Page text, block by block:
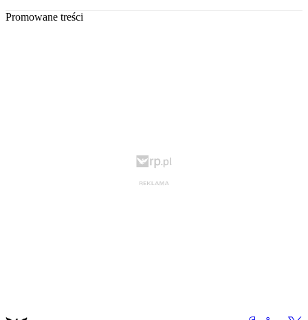
Promowane treści